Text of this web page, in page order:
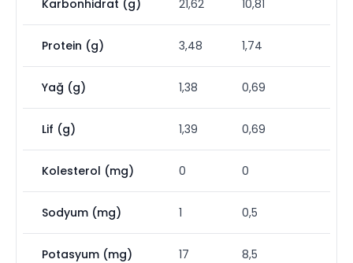
Karbonhidrat (g) 21,62 10,81
Protein (g) 3,48 1,74
Yağ (g) 1,38 0,69
Lif (g) 1,39 0,69
Kolesterol (mg) 0 0
Sodyum (mg) 1 0,5
Potasyum (mg) 17 8,5